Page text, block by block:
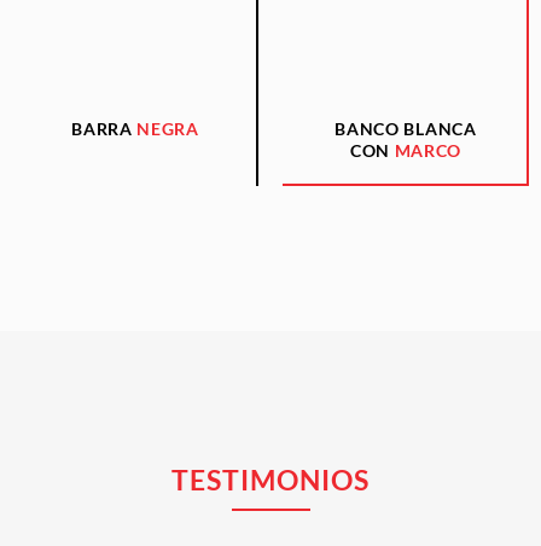
BARRA NEGRA
BANCO BLANCA
CON MARCO
TESTIMONIOS